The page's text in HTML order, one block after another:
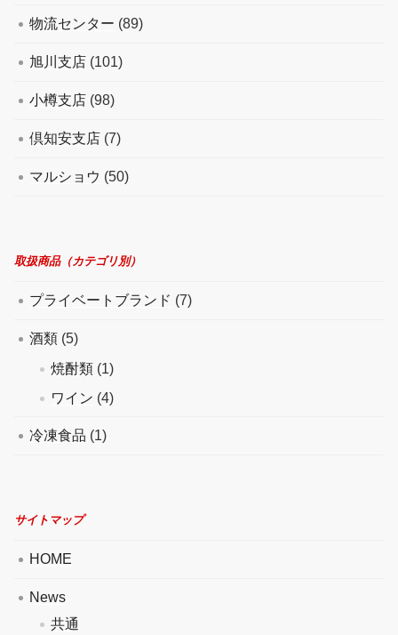
物流センター (89)
旭川支店 (101)
小樽支店 (98)
倶知安支店 (7)
マルショウ (50)
取扱商品（カテゴリ別）
プライベートブランド (7)
酒類 (5)
焼酎類 (1)
ワイン (4)
冷凍食品 (1)
サイトマップ
HOME
News
共通